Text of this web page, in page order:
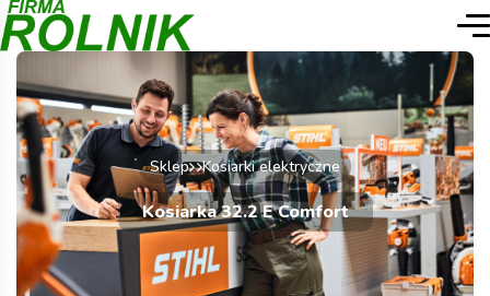
Sklep Kosiarki elektryczne
Kosiarka 32.2 E Comfort